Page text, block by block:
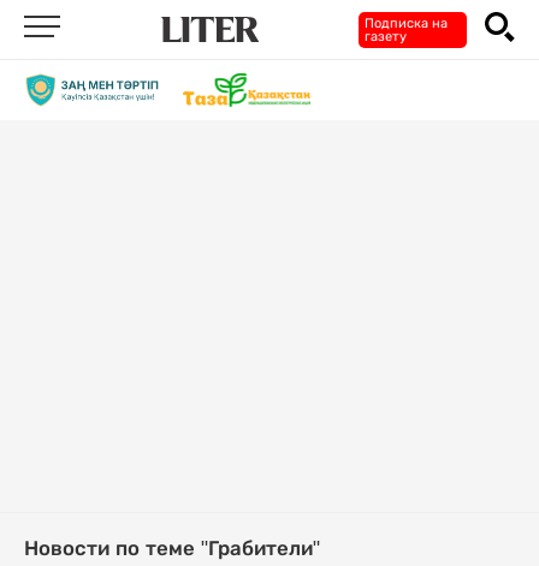
Подписка на
газету
Новости по теме "Грабители"